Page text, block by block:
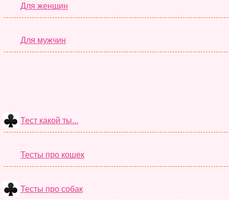
Для женщин
Для мужчин
Тест какой ты...
Тесты про кошек
Тесты про собак